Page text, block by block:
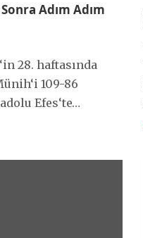
Adım Adım
28. haftasında
109-86
Efes‘te…